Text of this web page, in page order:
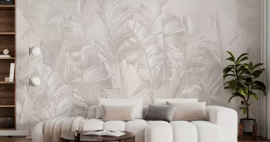
Premium vinil
.00 39 €/m²
Peel and Stick
81 .67 49 .00€ /m²